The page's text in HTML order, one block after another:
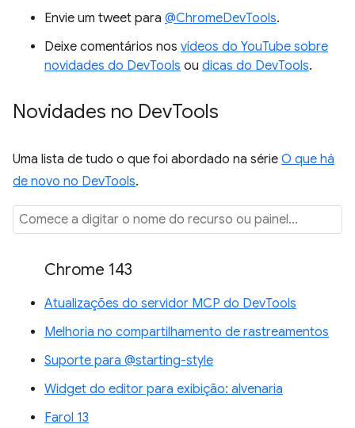
Envie um tweet para @ChromeDevTools.
Deixe comentários nos vídeos do YouTube sobre
novidades do DevTools ou dicas do DevTools.
Novidades no DevTools
Uma lista de tudo o que foi abordado na série O que há
de novo no DevTools.
Chrome 143
Atualizações do servidor MCP do DevTools
Melhoria no compartilhamento de rastreamentos
Suporte para @starting-style
Widget do editor para exibição: alvenaria
Farol 13